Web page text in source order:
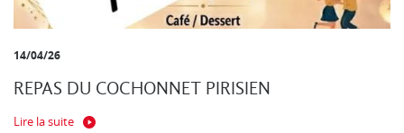
14/04/26
REPAS DU COCHONNET PIRISIEN
Lire la suite